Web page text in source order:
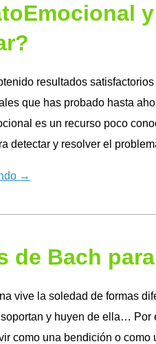
resultados
que has probado hasta
es un recurso poco
detectar y resolver el
→
de Bach
vive la soledad de formas
y huyen de ella… Por
como una bendición o como